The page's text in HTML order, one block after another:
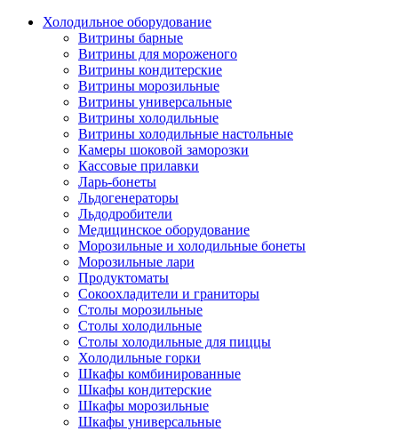
Холодильное оборудование
Витрины барные
Витрины для мороженого
Витрины кондитерские
Витрины морозильные
Витрины универсальные
Витрины холодильные
Витрины холодильные настольные
Камеры шоковой заморозки
Кассовые прилавки
Ларь-бонеты
Льдогенераторы
Льдодробители
Медицинское оборудование
Морозильные и холодильные бонеты
Морозильные лари
Продуктоматы
Сокоохладители и граниторы
Столы морозильные
Столы холодильные
Столы холодильные для пиццы
Холодильные горки
Шкафы комбинированные
Шкафы кондитерские
Шкафы морозильные
Шкафы универсальные